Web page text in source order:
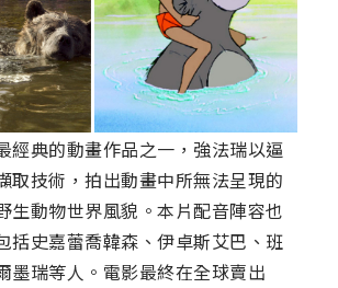
經典的動畫作品之一，強法瑞以逼
取技術，拍出動畫中所無法呈現的
生動物世界風貌。本片配音陣容也
括史嘉蕾喬韓森、伊卓斯艾巴、班
墨瑞等人。電影最終在全球賣出